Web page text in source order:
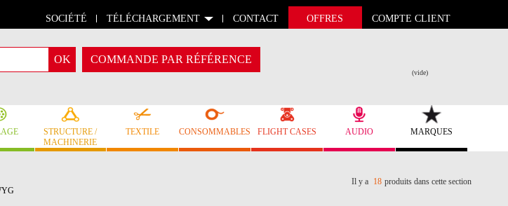
SOCIÉTÉ TÉLÉCHARGEMENT CONTACT OFFRES COMPTE CLIENT
(vide)
COMMANDE PAR RÉFÉRENCE
STRUCTURE /
MACHINERIE
TEXTILE CONSOMMABLES FLIGHT CASES AUDIO MARQUES
Il y a 18 produits dans cette section